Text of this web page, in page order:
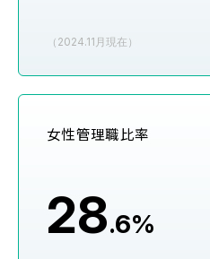
（2024.11月現在）
女性管理職比率
28.6%